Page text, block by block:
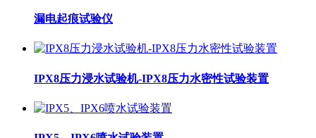
漏电起痕试验仪
IPX8压力浸水试验机-IPX8压力水密性试验装置